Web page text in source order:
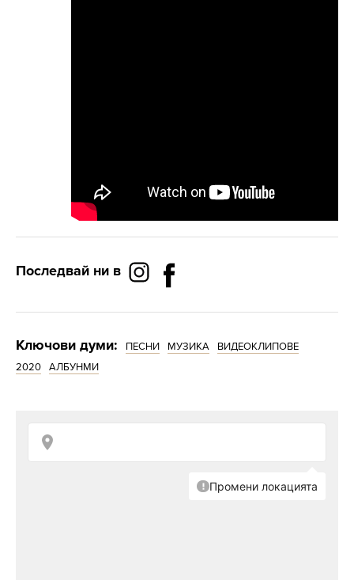
Последвай ни в
Ключови думи: ПЕСНИ МУЗИКА
ВИДЕОКЛИПОВЕ
2020
АЛБУНМИ